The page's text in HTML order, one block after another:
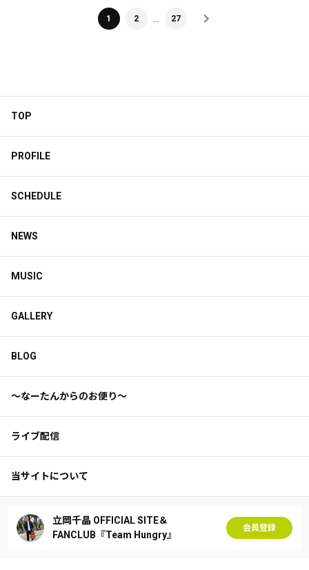
1 2 27
TOP
PROFILE
SCHEDULE
NEWS
MUSIC
GALLERY
BLOG
〜なーたんからのお便り〜
ライブ配信
当サイトについて
立岡千晶 OFFICIAL SITE＆
FANCLUB『Team Hungry』
会員登録